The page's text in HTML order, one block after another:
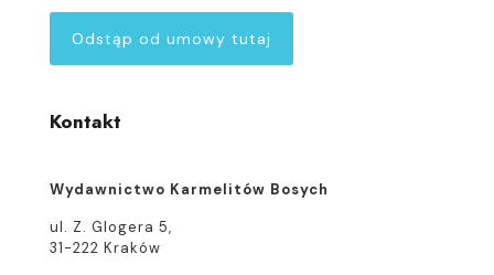
Odstąp od umowy tutaj
Kontakt
Wydawnictwo Karmelitów Bosych
ul. Z. Glogera 5,
31-222 Kraków